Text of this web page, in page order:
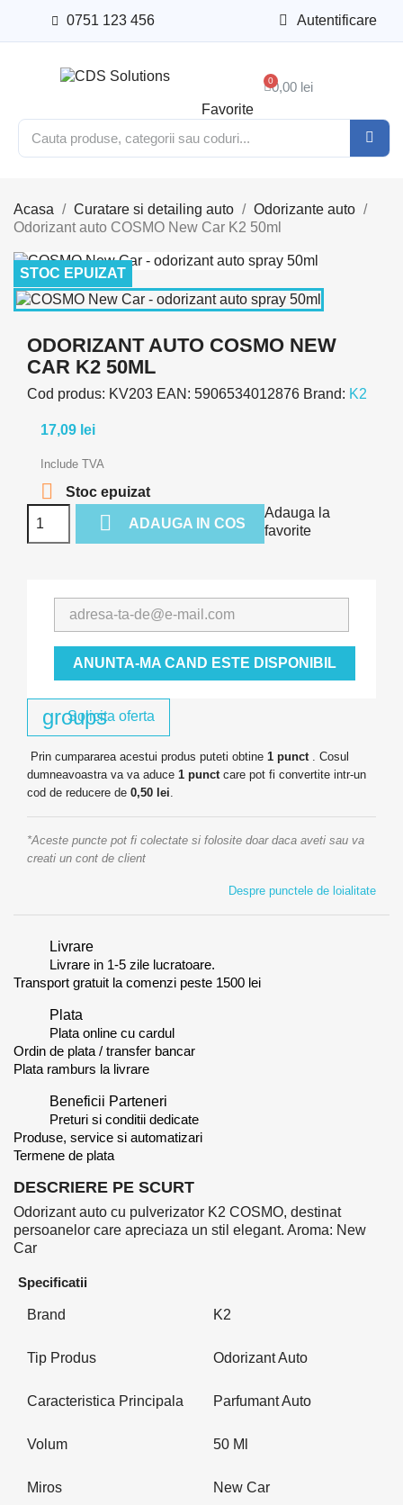
0751 123 456 Autentificare
Favorite
0,00 lei
Acasa Curatare si detailing auto
Odorizante auto
Odorizant auto COSMO New Car K2 50ml
STOC EPUIZAT
ODORIZANT AUTO COSMO NEW
CAR K2 50ML
Cod produs: KV203 EAN: 5906534012876 Brand: K2
17,09 lei
Include TVA
 Stoc epuizat
 ADAUGA IN COS
Adauga la
favorite
ANUNTA-MA CAND ESTE DISPONIBIL
groups
Solicita oferta
Prin cumpararea acestui produs puteti obtine 1 punct
. Cosul
dumneavoastra va va aduce 1 punct care pot fi convertite intr-un
cod de reducere de 0,50 lei
*Aceste puncte pot fi colectate si folosite doar daca aveti sau va
creati un cont de client
Despre punctele de loialitate
Livrare
Livrare in 1-5 zile lucratoare.
Transport gratuit la comenzi peste 1500 lei
Plata
Plata online cu cardul
Ordin de plata / transfer bancar
Plata ramburs la livrare
Beneficii Parteneri
Preturi si conditii dedicate
Produse, service si automatizari
Termene de plata
DESCRIERE PE SCURT
Odorizant auto cu pulverizator K2 COSMO, destinat
persoanelor care apreciaza un stil elegant. Aroma: New
Car
Specificatii
Brand K2
Tip Produs Odorizant Auto
Caracteristica Principala Parfumant Auto
Volum 50 Ml
Miros New Car